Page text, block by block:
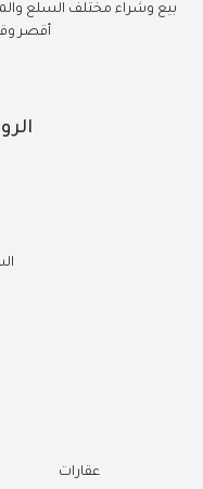
بيع وشراء مختلف السلع
أقصر
عقارات